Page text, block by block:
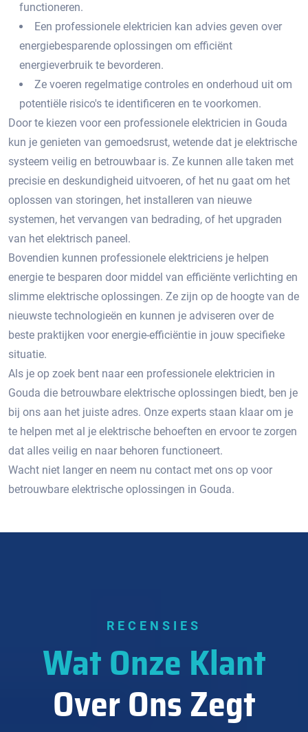
functioneren.​
Een professionele elektricien kan advies geven over
energiebesparende oplossingen om efficiënt
energieverbruik te bevorderen.​
Ze voeren regelmatige controles en onderhoud uit om
potentiële risico's te identificeren en te voorkomen.
Door te kiezen voor een professionele elektricien in Gouda
kun je genieten van gemoedsrust, wetende dat je elektrische
systeem veilig en betrouwbaar is. Ze kunnen alle taken met
precisie en deskundigheid uitvoeren, of het nu gaat om het
oplossen van storingen, het installeren van nieuwe
systemen, het vervangen van bedrading, of het upgraden
van het elektrisch paneel.​
Bovendien kunnen professionele elektriciens je helpen
energie te besparen door middel van efficiënte verlichting en
slimme elektrische oplossingen.​ Ze zijn op de hoogte van de
nieuwste technologieën en kunnen je adviseren over de
beste praktijken voor energie-efficiëntie in jouw specifieke
situatie.​
Als je op zoek bent naar een professionele elektricien in
Gouda die betrouwbare elektrische oplossingen biedt, ben je
bij ons aan het juiste adres.​ Onze experts staan klaar om je
te helpen met al je elektrische behoeften en ervoor te zorgen
dat alles veilig en naar behoren functioneert.​
Wacht niet langer en neem nu contact met ons op voor
betrouwbare elektrische oplossingen in Gouda.​
RECENSIES
Wat Onze Klant
Over Ons Zegt